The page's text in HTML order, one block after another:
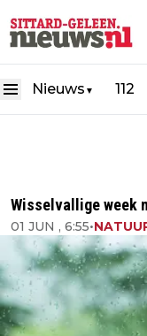
Nieuws ▼ 112
Wisselvallige week
01 JUN , 6:55•